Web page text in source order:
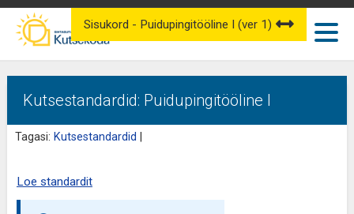
Kutsestandardid: Puidupingitööline I
Tagasi: Kutsestandardid
Sisukord - Puidupingitööline I (ver 1)
Loe standardit